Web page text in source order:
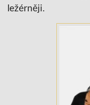
ležérněji.